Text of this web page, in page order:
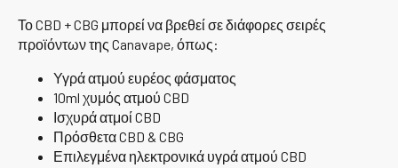
Το CBD + CBG μπορεί να βρεθεί σε διάφορες σειρές
προϊόντων της Canavape, όπως:
Υγρά ατμού ευρέος φάσματος
10ml χυμός ατμού CBD
Ισχυρά ατμοί CBD
Πρόσθετα CBD & CBG
Επιλεγμένα ηλεκτρονικά υγρά ατμού CBD